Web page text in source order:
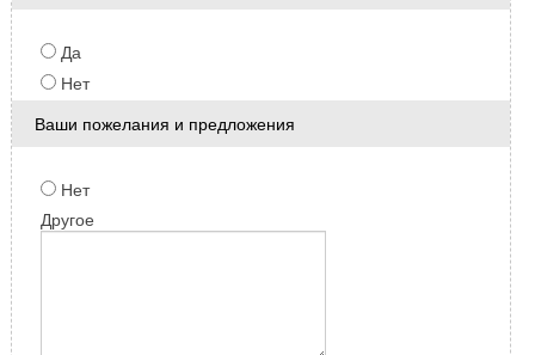
Да
Нет
Ваши пожелания и предложения
Нет
Другое